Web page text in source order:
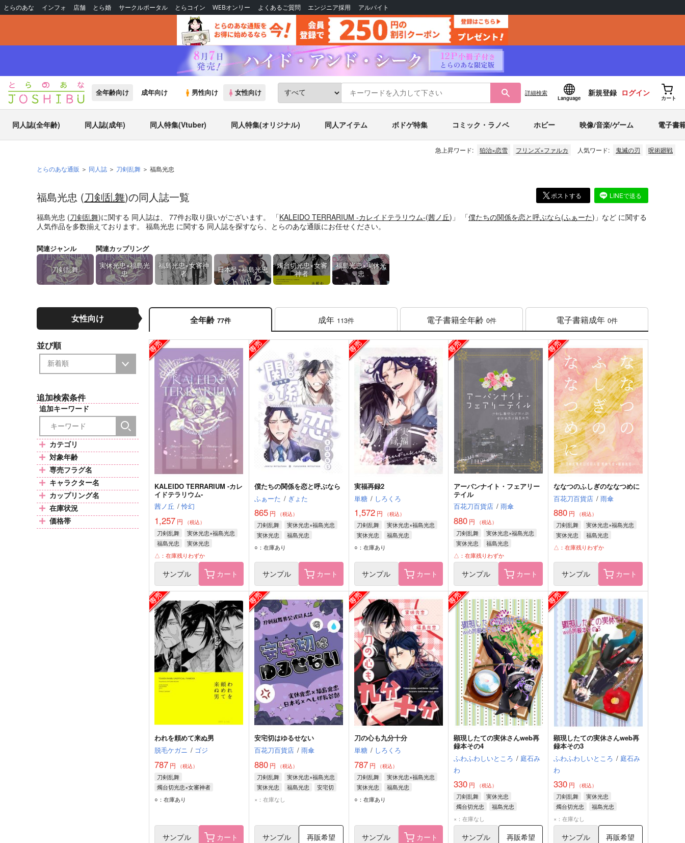
とらのあな インフォ 店舗 とら婚 サークルポータル とらコイン WEBオンリー よくあるご質問 エンジニア採用 アルバイト
全年齢向け 成年向け 男性向け 女性向け 詳細検索
Language
新規登録 ログイン
カート
同人誌(全年齢) 同人誌(成年) 同人特集(Vtuber) 同人特集(オリジナル) 同人アイテム ボドゲ特集 コミック・ラノベ ホビー 映像/音楽/ゲーム 電子書
急上昇ワード: 狛治×恋雪 フリンズ×ファルカ 人気ワード: 鬼滅の刃 呪術廻戦
とらのあな通販 同人誌 刀剣乱舞 福島光忠
ポストする LINEで送る
福島光忠 (刀剣乱舞)の同人誌一覧
福島光忠 (刀剣乱舞)に関する 同人誌は、 77件お取り扱いがございます。 「KALEIDO TERRARIUM -カレイドテラリウム-(茜ノ丘)」 「僕たちの関係を恋と呼ぶなら(ふぁーた)」 など に関する
人気作品を多数揃えております。 福島光忠 に関する 同人誌を探すなら、とらのあな通販にお任せください。
関連ジャンル
刀剣乱舞
関連カップリング
実休光忠×福島光
忠
福島光忠×女審神
者
日本号×福島光忠
燭台切光忠×女審
神者
福島光忠×実休光
忠
女性向け
並び順
追加検索条件
追加キーワード
カテゴリ
対象年齢
専売フラグ名
キャラクター名
カップリング名
在庫状況
価格帯
全年齢 77件 成年 113件 電子書籍全年齢 0件 電子書籍成年 0件
KALEIDO TERRARIUM -カレ
イドテラリウム-
茜ノ丘 / 怜幻
1,257 円 （税込）
刀剣乱舞
実休光忠×福島光忠
福島光忠
実休光忠
△：在庫残りわずか
サンプル カート
僕たちの関係を恋と呼ぶなら
ふぁーた / ぎょた
865円 （税込）
刀剣乱舞
実休光忠×福島光忠
実休光忠
福島光忠
○：在庫あり
サンプル カート
実福再録2
単糖 / しろくろ
1,572円 （税込）
刀剣乱舞
実休光忠×福島光忠
実休光忠
福島光忠
○：在庫あり
サンプル カート
アーバンナイト・フェアリー
テイル
百花刀百貨店 / 雨傘
880 円 （税込）
刀剣乱舞
実休光忠×福島光忠
実休光忠
福島光忠
△：在庫残りわずか
サンプル カート
ななつのふしぎのななつめに
百花刀百貨店 / 雨傘
880 円 （税込）
刀剣乱舞
実休光忠×福島光忠
実休光忠
福島光忠
△：在庫残りわずか
サンプル カート
われを頼めて来ぬ男
脱毛ケガニ / ゴジ
787 円 （税込）
刀剣乱舞
燭台切光忠×女審神者
燭台切光忠
○：在庫あり
サンプル カート
安宅切はゆるせない
百花刀百貨店 / 雨傘
880円 （税込）
刀剣乱舞
実休光忠×福島光忠
実休光忠
福島光忠
安宅切
×：在庫なし
サンプル 再販希望
刀の心も九分十分
単糖 / しろくろ
787円 （税込）
刀剣乱舞
実休光忠×福島光忠
実休光忠
福島光忠
○：在庫あり
サンプル カート
顕現したての実休さんweb再
録本その4
ふわふわしいところ / 庭石み
わ
330 円 （税込）
刀剣乱舞
実休光忠
燭台切光忠
福島光忠
×：在庫なし
サンプル 再販希望
顕現したての実休さんweb再
録本その3
ふわふわしいところ / 庭石み
わ
330 円 （税込）
刀剣乱舞
実休光忠
燭台切光忠
福島光忠
×：在庫なし
サンプル 再販希望